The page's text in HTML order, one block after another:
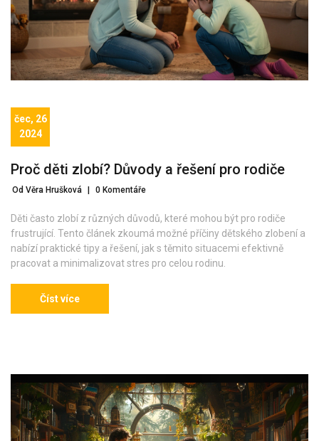
čec, 26
2024
Proč děti zlobí? Důvody a řešení pro rodiče
Od Věra Hrušková | 0 Komentáře
Děti často zlobí z různých důvodů, které mohou být pro rodiče
frustrující. Tento článek zkoumá možné příčiny dětského zlobení a
nabízí praktické tipy a řešení, jak s těmito situacemi efektivně
pracovat a minimalizovat stres pro celou rodinu.
Číst více